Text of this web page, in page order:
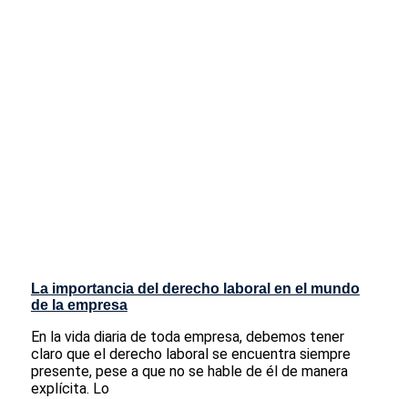
La importancia del derecho laboral en el mundo
de la empresa
En la vida diaria de toda empresa, debemos tener
claro que el derecho laboral se encuentra siempre
presente, pese a que no se hable de él de manera
explícita. Lo